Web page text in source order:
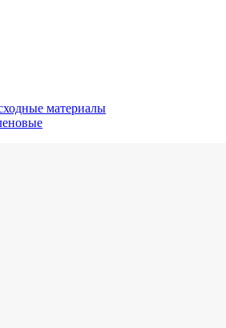
материалы